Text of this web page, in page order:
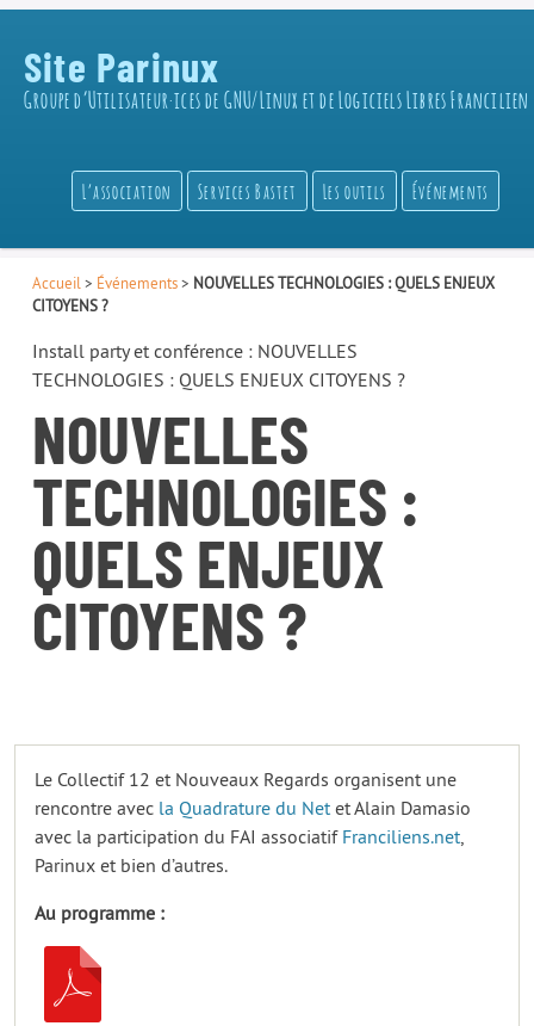
Site Parinux
Groupe d’Utilisateur·ices de GNU/Linux et de Logiciels Libres Francilien
L’association Services Bastet Les outils Événements
Accueil > Événements> NOUVELLES TECHNOLOGIES : QUELS ENJEUX
CITOYENS ?
Install party et conférence : NOUVELLES
TECHNOLOGIES : QUELS ENJEUX CITOYENS ?
NOUVELLES
TECHNOLOGIES :
QUELS ENJEUX
CITOYENS ?
Le Collectif 12 et Nouveaux Regards organisent une
rencontre avec la Quadrature du Net et Alain Damasio
avec la participation du FAI associatif Franciliens.net,
Parinux et bien d’autres.
Au programme :